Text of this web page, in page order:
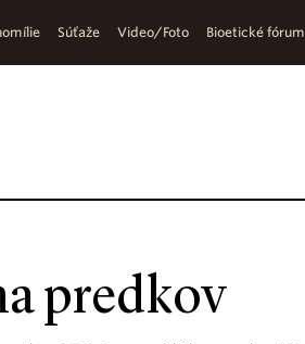
Súťaže Video/Foto Bioetické fórum
predkov